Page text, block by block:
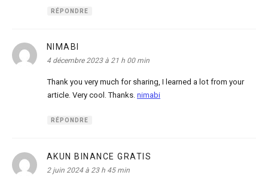
RÉPONDRE
NIMABI
4 décembre 2023 à 21 h 00 min
Thank you very much for sharing, I learned a lot from your
article. Very cool. Thanks. nimabi
RÉPONDRE
AKUN BINANCE GRATIS
2 juin 2024 à 23 h 45 min